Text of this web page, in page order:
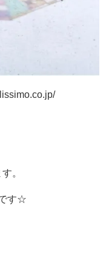
。
す☆